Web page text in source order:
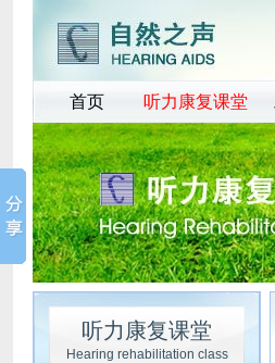
首页 听力康复课堂
听力康复课堂
Hearing rehabilitation class